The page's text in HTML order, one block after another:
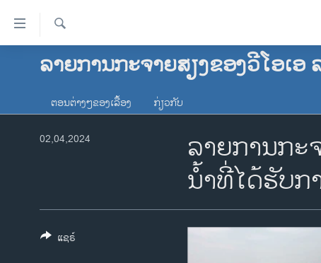
ລິ້ງ
ສຳຫລັບ
ຂ້າມ
ໂຮມເພຈ
ອາເມຣິກາ
ການເລືອກຕັ້ງ ປະທານາທີບໍດີ ສະຫະລັດ
ລາຍການກະຈາຍສຽງຂອງວີໂອເອ
ຕອນຕ່າງໆຂອງເລື້ອງ ກ່ຽວກັບ
ລາຍການກະ
ນໍ້າທີ່ໄດ້ຮັບກ
02,04,2024
ແຊຣ໌